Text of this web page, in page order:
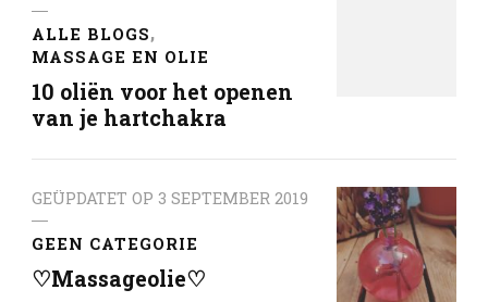
ALLE BLOGS
MASSAGE EN OLIE
10 oliën voor het openen
van je hartchakra
GEÜPDATET OP 3 SEPTEMBER 2019
GEEN CATEGORIE
♡Massageolie♡